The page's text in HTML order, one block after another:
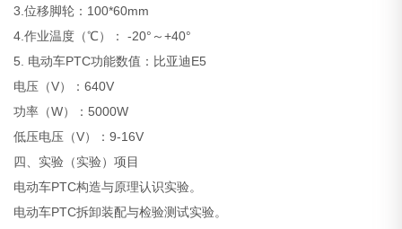
3.位移脚轮：100*60mm
4.作业温度（℃）： -20°～+40°
5. 电动车PTC功能数值：比亚迪E5
电压（V）：640V
功率（W）：5000W
低压电压（V）：9-16V
四、实验（实验）项目
电动车PTC构造与原理认识实验。
电动车PTC拆卸装配与检验测试实验。